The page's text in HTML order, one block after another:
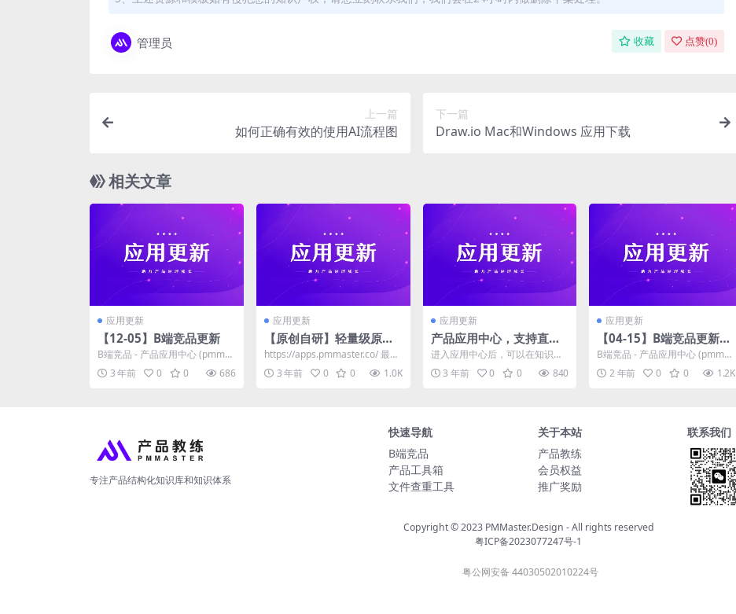
管理员 收藏 点赞(0)
上一篇
如何正确有效的使用AI流程图
下一篇
Draw.io Mac和Windows 应用下载
相关文章
应用更新
【12-05】B端竞品更新
B端竞品 - 产品应用中心 (pmmas
ter.co) 大屏可视化应用 中台化
低...3 年前 0 0 686
应用更新
【原创自研】轻量级原型
托管工具
https://apps.pmmaster.co/ 最近
在预览以前自己设计的PR...
3 年前 0 0 1.0K
应用更新
产品应用中心，支持直接
阅读知识库
进入应用中心后，可以在知识库
目录下，看到所有的知识库 点击
可以直接阅读，不需要跳...
3 年前 0 0 840
应用更新
【04-15】B端竞品更新20
个系统
B端竞品 - 产品应用中心 (pmmas
ter.co) 企业任务管理系统 金融
风...2 年前 0 0 1.2K
专注产品结构化知识库和知识体系
快速导航
B端竞品
产品工具箱
文件查重工具
关于本站
产品教练
会员权益
推广奖励
联系我们
Copyright © 2023 PMMaster.Design - All rights reserved
粤ICP备2023077247号-1
粤公网安备 44030502010224号